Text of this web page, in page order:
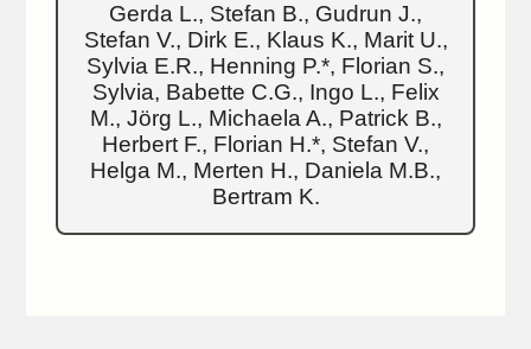
Gerda L., Stefan B., Gudrun J.,
Stefan V., Dirk E., Klaus K., Marit U.,
Sylvia E.R., Henning P.*, Florian S.,
Sylvia, Babette C.G., Ingo L., Felix
M., Jörg L., Michaela A., Patrick B.,
Herbert F., Florian H.*, Stefan V.,
Helga M., Merten H., Daniela M.B.,
Bertram K.